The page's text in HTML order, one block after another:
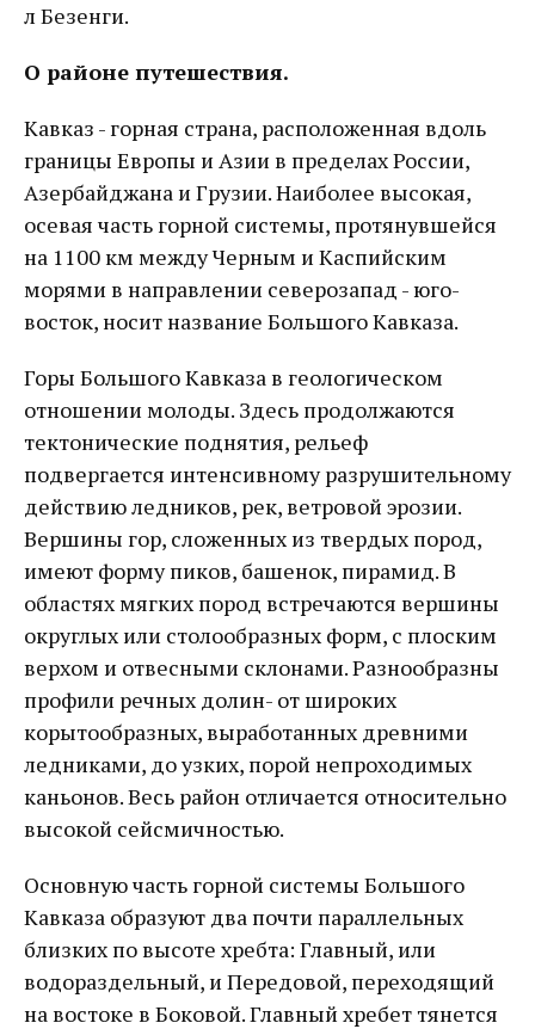
л Безенги.
О районе путешествия.
Кавказ - горная страна, расположенная вдоль
границы Европы и Азии в пределах России,
Азербайджана и Грузии. Наиболее высокая,
осевая часть горной системы, протянувшейся
на 1100 км между Черным и Каспийским
морями в направлении северозапад - юго-
восток, носит название Большого Кавказа.
Горы Большого Кавказа в геологическом
отношении молоды. Здесь продолжаются
тектонические поднятия, рельеф
подвергается интенсивному разрушительному
действию ледников, рек, ветровой эрозии.
Вершины гор, сложенных из твердых пород,
имеют форму пиков, башенок, пирамид. В
областях мягких пород встречаются вершины
округлых или столообразных форм, с плоским
верхом и отвесными склонами. Разнообразны
профили речных долин- от широких
корытообразных, выработанных древними
ледниками, до узких, порой непроходимых
каньонов. Весь район отличается относительно
высокой сейсмичностью.
Основную часть горной системы Большого
Кавказа образуют два почти параллельных
близких по высоте хребта: Главный, или
водораздельный, и Передовой, переходящий
на востоке в Боковой. Главный хребет тянется